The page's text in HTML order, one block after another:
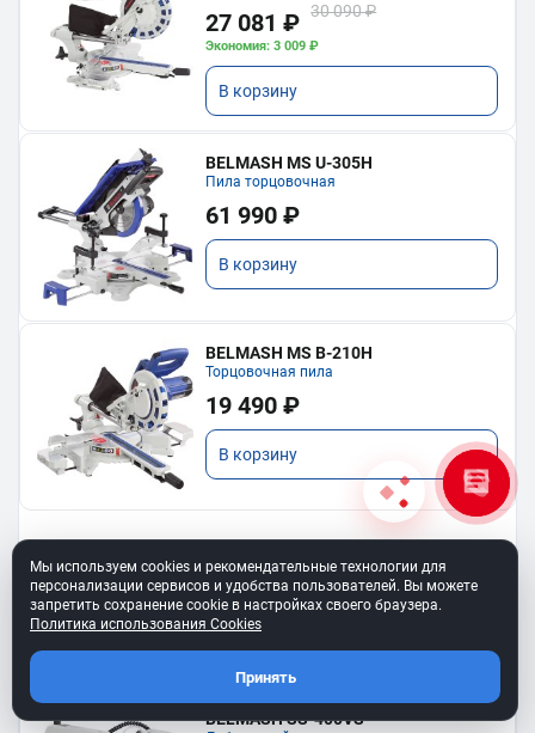
27 081 ₽ 30 090 ₽
Экономия: 3 009 ₽
В корзину
BELMASH MS U-305H
Пила торцовочная
61 990 ₽
В корзину
BELMASH MS B-210H
Торцовочная пила
19 490 ₽
В корзину
Показать еще
BELMASH SS-400VS
Мы используем cookies и рекомендательные технологии для
персонализации сервисов и удобства пользователей. Вы можете
запретить сохранение cookie в настройках своего браузера.
Политика использования Cookies
Принять